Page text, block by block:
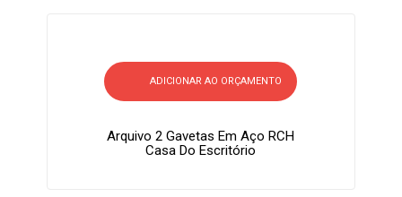
ADICIONAR AO ORÇAMENTO
Arquivo 2 Gavetas Em Aço RCH
Casa Do Escritório